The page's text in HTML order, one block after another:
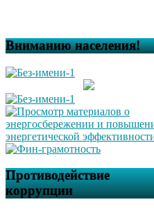
Вниманию населения!
Противодействие
коррупции